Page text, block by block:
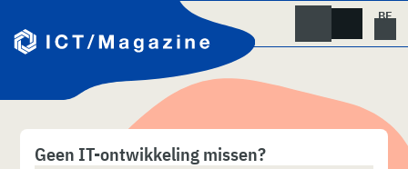
naar
content
Geen IT-ontwikkeling missen?